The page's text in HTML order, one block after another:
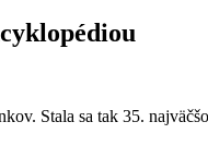
Stala sa tak 35.